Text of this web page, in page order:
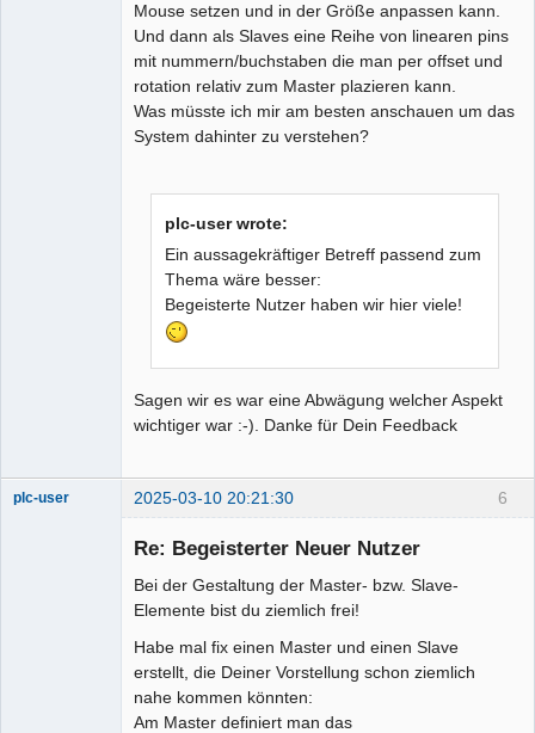
Mouse setzen und in der Größe anpassen kann.
Und dann als Slaves eine Reihe von linearen pins
mit nummern/buchstaben die man per offset und
rotation relativ zum Master plazieren kann.
Was müsste ich mir am besten anschauen um das
System dahinter zu verstehen?
plc-user wrote:
Ein aussagekräftiger Betreff passend zum
Thema wäre besser:
Begeisterte Nutzer haben wir hier viele!
Sagen wir es war eine Abwägung welcher Aspekt
wichtiger war :-). Danke für Dein Feedback
6
plc-user 2025-03-10 20:21:30
Re: Begeisterter Neuer Nutzer
Bei der Gestaltung der Master- bzw. Slave-
Elemente bist du ziemlich frei!
Habe mal fix einen Master und einen Slave
erstellt, die Deiner Vorstellung schon ziemlich
nahe kommen könnten:
Am Master definiert man das